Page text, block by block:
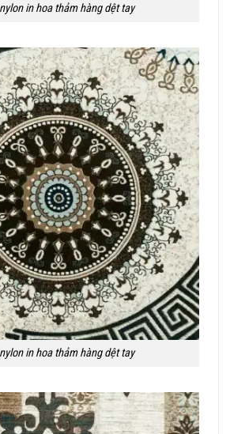
in hoa thảm hàng dệt tay
in hoa thảm hàng dệt tay